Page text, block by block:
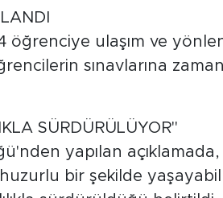
öğrenciye ulaşım ve
sınavlarına
SÜRDÜRÜLÜYOR"
yapılan
huzurlu bir şekilde